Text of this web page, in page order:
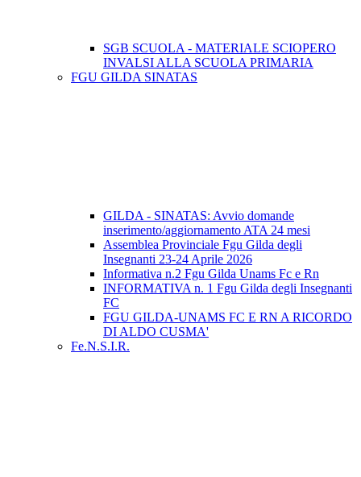
SGB SCUOLA - MATERIALE SCIOPERO
INVALSI ALLA SCUOLA PRIMARIA
FGU GILDA SINATAS
GILDA - SINATAS: Avvio domande
inserimento/aggiornamento ATA 24 mesi
Assemblea Provinciale Fgu Gilda degli
Insegnanti 23-24 Aprile 2026
Informativa n.2 Fgu Gilda Unams Fc e Rn
INFORMATIVA n. 1 Fgu Gilda degli Insegnanti
FC
FGU GILDA-UNAMS FC E RN A RICORDO
DI ALDO CUSMA'
Fe.N.S.I.R.